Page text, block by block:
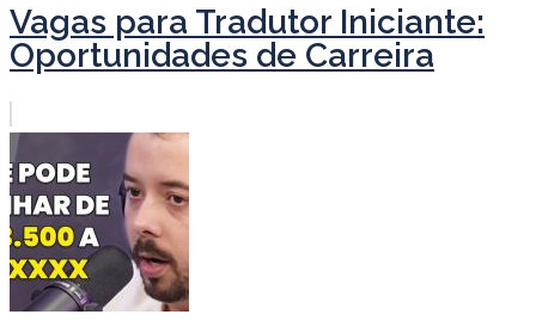
Vagas para Tradutor Iniciante:
Oportunidades de Carreira